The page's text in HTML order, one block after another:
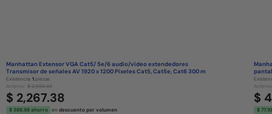
Manhattan Extensor VGA Cat5/ 5e/6 audio/vídeo extendedores
Transmisor de señales AV 1920 x 1200 Pixeles Cat5, Cat5e, Cat6 300 m
Existencia: 1 piezas
Anterior: $ 2,588.33
$ 2,267.38
$ 388.98 ahorro en descuento por volumen
$
$